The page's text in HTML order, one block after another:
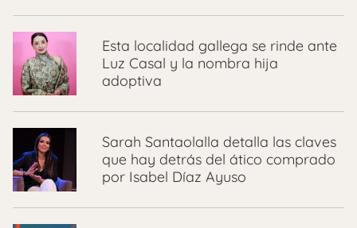
Esta localidad gallega se rinde ante
Luz Casal y la nombra hija
adoptiva
Sarah Santaolalla detalla las claves
que hay detrás del ático comprado
por Isabel Díaz Ayuso